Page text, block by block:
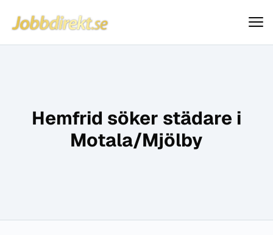
Hoppa till innehåll
Jobbdirekt
Hemfrid söker städare i
Motala/Mjölby